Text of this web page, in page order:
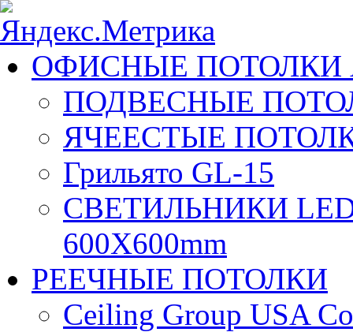
ОФИСНЫЕ ПОТОЛКИ
ПОДВЕСНЫЕ
ЯЧЕЕСТЫЕ
Грильято GL-15
СВЕТИЛЬНИКИ
600X600mm
РЕЕЧНЫЕ ПОТОЛКИ
Ceiling Group USA